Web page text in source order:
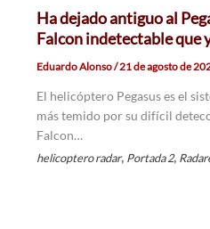
Ha dejado antiguo al
Falcon indetectable que
Eduardo Alonso/21 de agosto de
El helicóptero Pegasus es el
más temido por su difícil
Falcon…
helicoptero radar, Portada 2,